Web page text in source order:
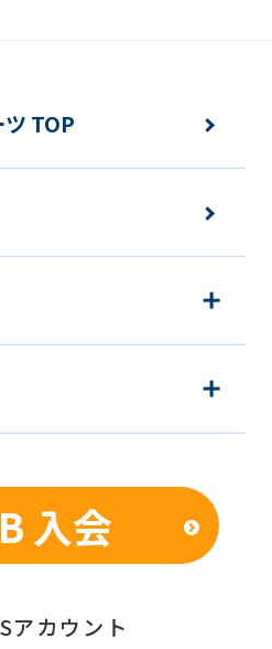
an
translation
original
We
ask
you
TOP
入会
アカウント